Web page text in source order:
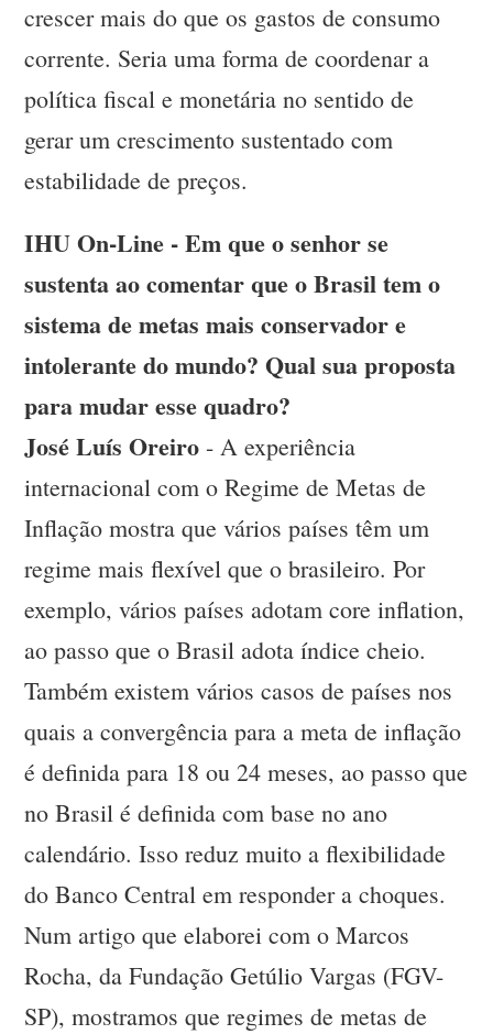
crescer mais do que os gastos de consumo
corrente. Seria uma forma de coordenar a
política fiscal e monetária no sentido de
gerar um crescimento sustentado com
estabilidade de preços.
IHU On-Line - Em que o senhor se
sustenta ao comentar que o Brasil tem o
sistema de metas mais conservador e
intolerante do mundo? Qual sua proposta
para mudar esse quadro?
José Luís Oreiro - A experiência
internacional com o Regime de Metas de
Inflação mostra que vários países têm um
regime mais flexível que o brasileiro. Por
exemplo, vários países adotam core inflation,
ao passo que o Brasil adota índice cheio.
Também existem vários casos de países nos
quais a convergência para a meta de inflação
é definida para 18 ou 24 meses, ao passo que
no Brasil é definida com base no ano
calendário. Isso reduz muito a flexibilidade
do Banco Central em responder a choques.
Num artigo que elaborei com o Marcos
Rocha, da Fundação Getúlio Vargas (FGV-
SP), mostramos que regimes de metas de